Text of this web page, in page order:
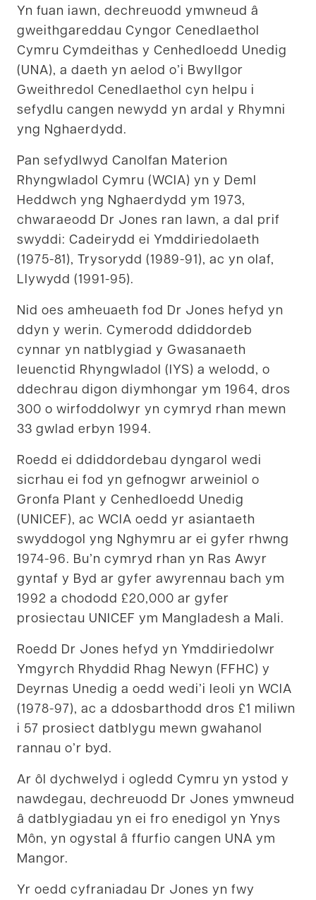
Yn fuan iawn, dechreuodd ymwneud â
gweithgareddau Cyngor Cenedlaethol
Cymru Cymdeithas y Cenhedloedd Unedig
(UNA), a daeth yn aelod o’i Bwyllgor
Gweithredol Cenedlaethol cyn helpu i
sefydlu cangen newydd yn ardal y Rhymni
yng Nghaerdydd.
Pan sefydlwyd Canolfan Materion
Rhyngwladol Cymru (WCIA) yn y Deml
Heddwch yng Nghaerdydd ym 1973,
chwaraeodd Dr Jones ran lawn, a dal prif
swyddi: Cadeirydd ei Ymddiriedolaeth
(1975-81), Trysorydd (1989-91), ac yn olaf,
Llywydd (1991-95).
Nid oes amheuaeth fod Dr Jones hefyd yn
ddyn y werin. Cymerodd ddiddordeb
cynnar yn natblygiad y Gwasanaeth
Ieuenctid Rhyngwladol (IYS) a welodd, o
ddechrau digon diymhongar ym 1964, dros
300 o wirfoddolwyr yn cymryd rhan mewn
33 gwlad erbyn 1994.
Roedd ei ddiddordebau dyngarol wedi
sicrhau ei fod yn gefnogwr arweiniol o
Gronfa Plant y Cenhedloedd Unedig
(UNICEF), ac WCIA oedd yr asiantaeth
swyddogol yng Nghymru ar ei gyfer rhwng
1974-96. Bu’n cymryd rhan yn Ras Awyr
gyntaf y Byd ar gyfer awyrennau bach ym
1992 a chododd £20,000 ar gyfer
prosiectau UNICEF ym Mangladesh a Mali.
Roedd Dr Jones hefyd yn Ymddiriedolwr
Ymgyrch Rhyddid Rhag Newyn (FFHC) y
Deyrnas Unedig a oedd wedi’i leoli yn WCIA
(1978-97), ac a ddosbarthodd dros £1 miliwn
i 57 prosiect datblygu mewn gwahanol
rannau o’r byd.
Ar ôl dychwelyd i ogledd Cymru yn ystod y
nawdegau, dechreuodd Dr Jones ymwneud
â datblygiadau yn ei fro enedigol yn Ynys
Môn, yn ogystal â ffurfio cangen UNA ym
Mangor.
Yr oedd cyfraniadau Dr Jones yn fwy